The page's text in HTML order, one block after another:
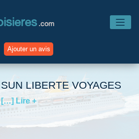
.com
Ajouter un avis
Accueil
Avis Compagnies
SUN LIBERTE VOYAGES
[…] Lire +